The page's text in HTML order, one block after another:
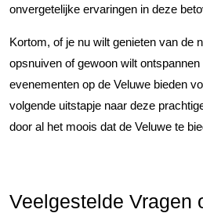
onvergetelijke ervaringen in deze
Kortom, of je nu wilt genieten van de
opsnuiven of gewoon wilt
evenementen op de Veluwe bieden
volgende uitstapje naar deze
door al het moois dat de Veluwe te
Veelgestelde Vragen